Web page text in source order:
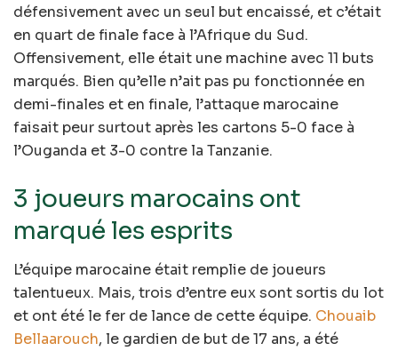
défensivement avec un seul but encaissé, et c’était
en quart de finale face à l’Afrique du Sud.
Offensivement, elle était une machine avec 11 buts
marqués. Bien qu’elle n’ait pas pu fonctionnée en
demi-finales et en finale, l’attaque marocaine
faisait peur surtout après les cartons 5-0 face à
l’Ouganda et 3-0 contre la Tanzanie.
3 joueurs marocains ont
marqué les esprits
L’équipe marocaine était remplie de joueurs
talentueux. Mais, trois d’entre eux sont sortis du lot
et ont été le fer de lance de cette équipe. Chouaib
Bellaarouch, le gardien de but de 17 ans, a été